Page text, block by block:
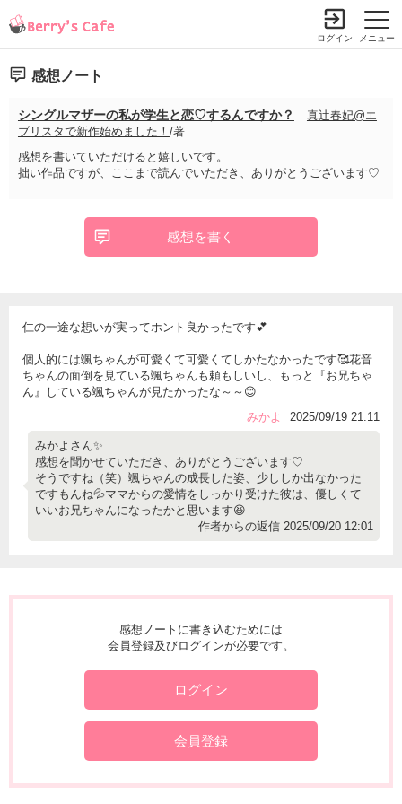
メニュー
ログイン
感想ノート
シングルマザーの私が学生と恋♡するんですか？
真辻春妃@エ
ブリスタで新作始めました！ /著
感想を書いていただけると嬉しいです。
拙い作品ですが、ここまで読んでいただき、ありがとうございます♡
感想を書く
仁の一途な想いが実ってホント良かったです💕
個人的には颯ちゃんが可愛くて可愛くてしかたなかったです🥰花音
ちゃんの面倒を見ている颯ちゃんも頼もしいし、もっと『お兄ちゃ
ん』している颯ちゃんが見たかったな～～😊
みかよ
2025/09/19 21:11
みかよさん✨
感想を聞かせていただき、ありがとうございます♡
そうですね（笑）颯ちゃんの成長した姿、少ししか出なかった
ですもんね💦ママからの愛情をしっかり受けた彼は、優しくて
いいお兄ちゃんになったかと思います😆
作者からの返信 2025/09/20 12:01
感想ノートに書き込むためには
会員登録及びログインが必要です。
ログイン
会員登録